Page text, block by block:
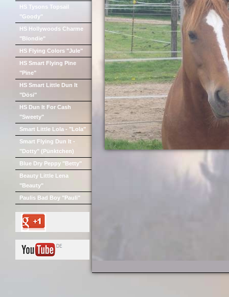
HS Tysons Topsail
"Goody"
HS Hollywoods Charme
"Blondie"
HS Flying Colors "Jule"
HS Smart Flying Pine
"Pine"
HS Smart Little Dun It
"Dösi"
HS Dun It For Cash
"Sweety"
Smart Little Lola - "Lola"
Smart Flying Dun It -
"Dotty" (Pünktchen)
Blue Dry Peppy "Betty"
Beauty Little Lena
"Beauty"
Paulis Bad Boy "Pauli"